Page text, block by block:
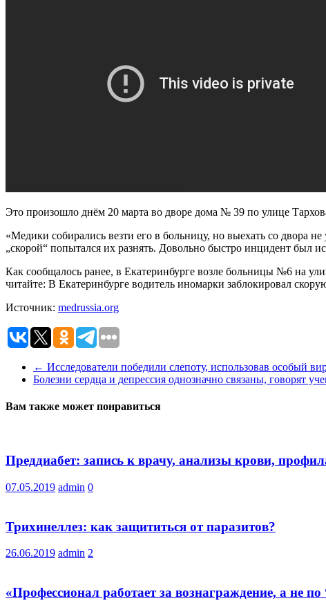
Это произошло днём 20 марта во дворе дома № 39 по улице
«Медики собирались везти его в больницу, но выехать со двора
„скорой“ попытался их разнять. Довольно быстро инцидент был
Как сообщалось ранее, в Екатеринбурге возле больницы №6 на
читайте: В Екатеринбурге водитель иномарки заблокировал
Источник: medrussia.org
← Исследователи победили слепоту, использовав особый
Болезни сердца и депрессия однозначно связаны, говорят
Вам также может понравиться
Преддиабет: запись к врачу, анализы крови,
07.05.2019 admin 0
Трихинеллез: как защититься от паразитов?
26.06.2019 admin 2
«Профессионал работает за вознаграждение, а не